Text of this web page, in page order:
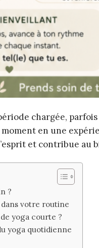
chargée,
en une
et contribue
?
votre routine
yoga courte ?
yoga quotidienne